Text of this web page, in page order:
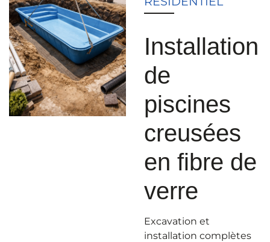
Installation
de
piscines
creusées
en fibre de
verre
Excavation et
installation complètes